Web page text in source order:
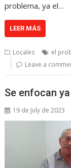
problema, ya el…
LEER MÁS
Locales el
Leave a
Se enfocan
19 de July de 2023